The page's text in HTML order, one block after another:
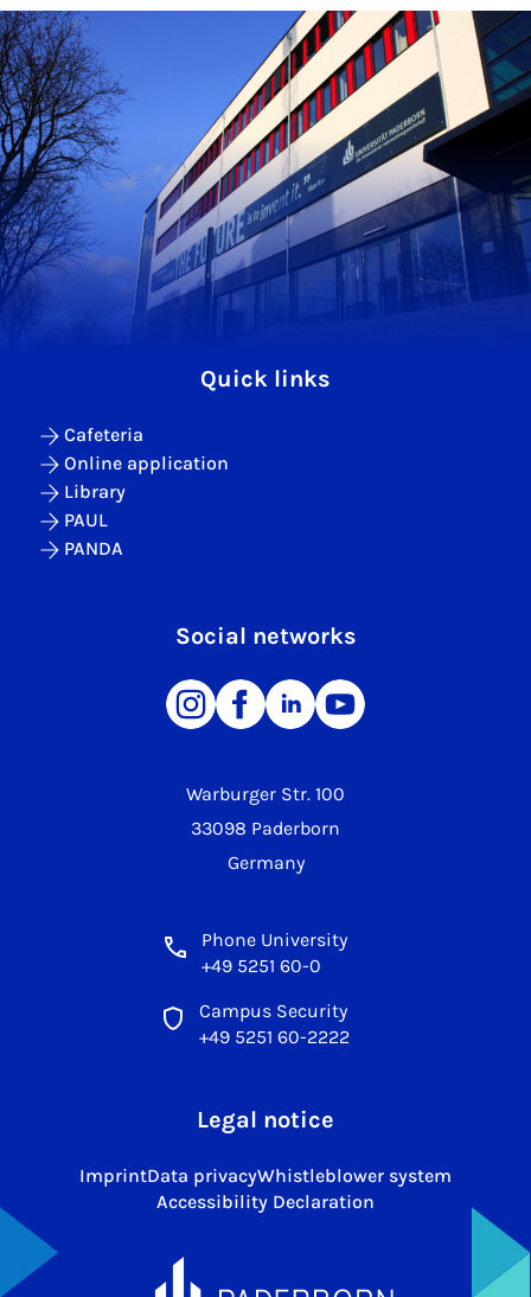
Warburger Str. 100
33098 Paderborn
Germany
Phone University
+49 5251 60-0
Campus Security
+49 5251 60-2222
Quick links
Cafeteria
Online application
Library
PAUL
PANDA
Social networks
Legal notice
ImprintData privacyWhistleblower system
Accessibility Declaration